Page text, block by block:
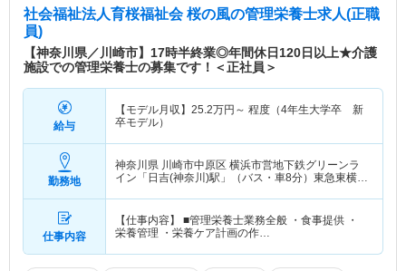
社会福祉法人育桜福祉会 桜の風の管理栄養士求人(正職
員)
【神奈川県／川崎市】17時半終業◎年間休日120日以上★介護
施設での管理栄養士の募集です！＜正社員＞
給与
【モデル月収】 25.2万円～ 程度（4年生大学卒 新
卒モデル）
勤務地
神奈川県 川崎市中原区 横浜市営地下鉄グリーンラ
イン「日吉(神奈川)駅」（バス・車8分）東急東横線
仕事内容
【仕事内容】 ■管理栄養士業務全般 ・食事提供 ・
栄養管理 ・栄養ケア計画の作…